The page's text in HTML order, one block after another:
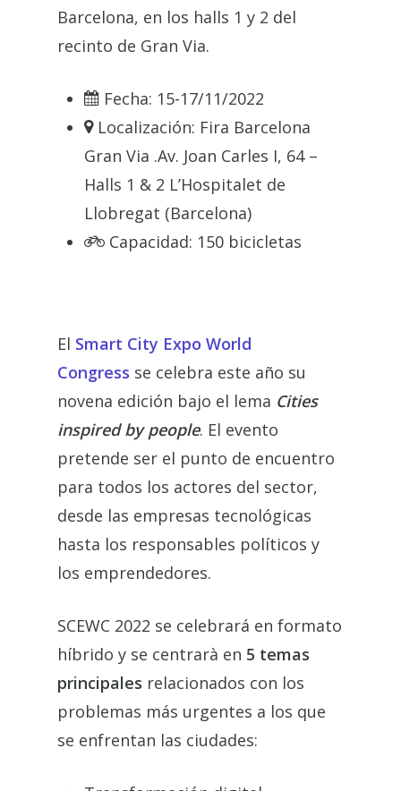
Barcelona, en los halls 1 y 2 del
recinto de Gran Via.
Fecha: 15-17/11/2022
Localización: Fira Barcelona
Gran Via .Av. Joan Carles I, 64 –
Halls 1 & 2 L’Hospitalet de
Llobregat (Barcelona)
Capacidad: 150 bicicletas
El Smart City Expo World
Congress se celebra este año su
novena edición bajo el lema Cities
inspired by people. El evento
pretende ser el punto de encuentro
para todos los actores del sector,
desde las empresas tecnológicas
hasta los responsables políticos y
los emprendedores.
SCEWC 2022 se celebrará en formato
híbrido y se centrarà en 5 temas
principales relacionados con los
problemas más urgentes a los que
se enfrentan las ciudades: